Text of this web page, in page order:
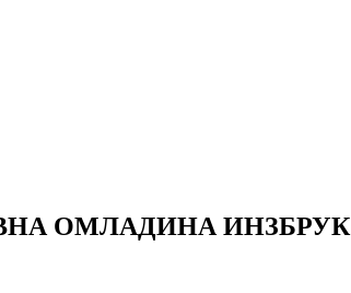
ОМЛАДИНА ИНЗБРУК